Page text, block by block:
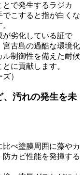
で発生するラジカ
こすると指が白くな
が劣化している証で
古島の過酷な環境化
制御性を備えた耐候
に貢献します。
）
、汚れの発生を未
べ塗膜周囲に藻やカ
カビ性能を発揮する